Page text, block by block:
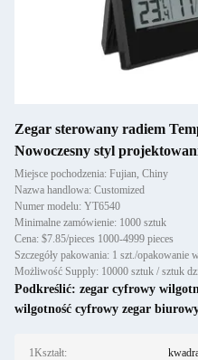
Zegar sterowany radiem
Nowoczesny styl
Miejsce pochodzenia: Fujian, Chiny
Nazwa handlowa: Customized
Numer modelu: YT6540
Minimalne zamówienie: 1000 sztuk
Cena: $7.85/pieces 1000-4999 pieces
Szczegóły pakowania: 1 szt./opakowanie
Możliwość Supply: 10000 sztuk / sztuk
Podkreślić: zegar cyfrowy
wilgotność cyfrowy zegar
1Kształt: